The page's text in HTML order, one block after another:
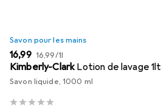
Savon pour les mains
EUR
16,99 EUR
16,99/1l
Kimberly-ClarkLotion de lavage 1lt
Savon liquide, 1000 ml